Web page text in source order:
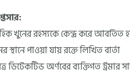
খুনের রহস্যকে কেন্দ্র করে আবর্তিত
স্থানে পাওয়া যায় রক্তে লিখিত বার্তা
ডিটেকটিভ অর্ণবের ব্যক্তিগত ট্রমার